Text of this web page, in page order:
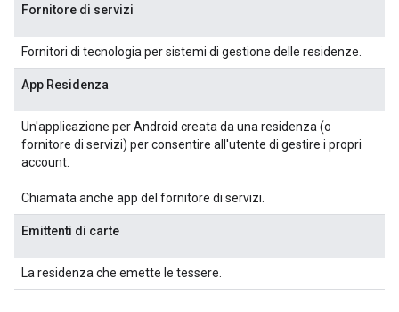
Fornitore di servizi
Fornitori di tecnologia per sistemi di gestione delle residenze.
App Residenza
Un'applicazione per Android creata da una residenza (o
fornitore di servizi) per consentire all'utente di gestire i propri
account.
Chiamata anche app del fornitore di servizi.
Emittenti di carte
La residenza che emette le tessere.